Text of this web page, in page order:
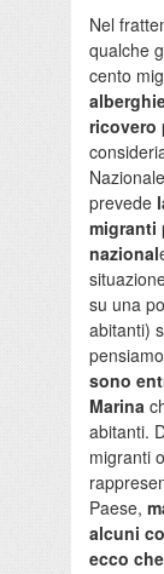
Nel
qualche
cento
ricovero
prevede
migranti
nazional
su una
abitanti)
pensiamo
sono
Marina
abitanti.
migranti
Paese,
alcuni
ecco